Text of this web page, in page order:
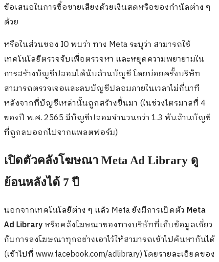
ข้อเสนอในการซื้อขายเสียงด้วยเงินสดหรือของกำนัลต่าง ๆ
ด้วย
หรือในส่วนของ IO พบว่า ทาง Meta ระบุว่า สามารถใช้
เทคโนโลยีตรวจจับเพื่อตรวจหา และหยุดความพยายามใน
การสร้างบัญชีปลอมได้นับล้านบัญชี โดยบ่อยครั้งบริษัท
สามารถตรวจเจอและลบบัญชีปลอมภายในเวลาไม่กี่นาที
หลังจากที่บัญชีเหล่านั้นถูกสร้างขึ้นมา (ในช่วงไตรมาสที่ 4
ของปี พ.ศ. 2565 มีบัญชีปลอมจำนวนกว่า 1.3 พันล้านบัญชี
ที่ถูกลบออกไปจากแพลตฟอร์ม)
เปิดตัวคลังโฆษณา Meta Ad Library ดู
ย้อนหลังได้ 7 ปี
นอกจากเทคโนโลยีต่าง ๆ แล้ว Meta ยังมีการเปิดตัว Meta
Ad Libraryหรือคลังโฆษณาของทางบริษัทที่เก็บข้อมูลเกี่ยว
กับการลงโฆษณาทุกอย่างเอาไว้ให้สามารถเข้าไปค้นหากันได้
(เข้าไปที่ www.facebook.com/adlibrary) โดยรายละเอียดของ